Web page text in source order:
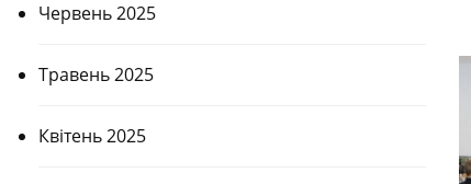
Червень 2025
Травень 2025
Квітень 2025